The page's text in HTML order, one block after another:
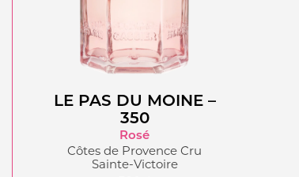
LE PAS DU MOINE –
350
Rosé
Côtes de Provence Cru
Sainte-Victoire